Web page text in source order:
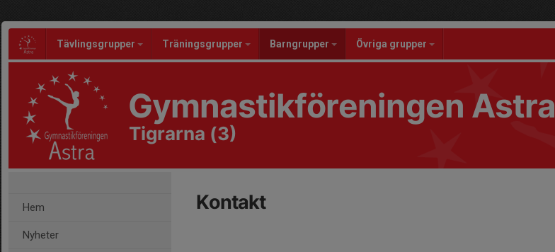
Tävlingsgrupper Träningsgrupper Barngrupper Övriga grupper
Gymnastikföreningen Astra
Tigrarna (3)
Hem
Nyheter
Kontakt